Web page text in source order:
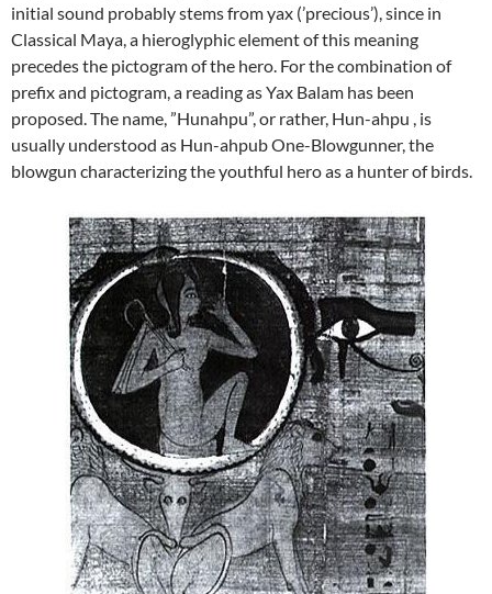
initial sound probably stems from yax (’precious’), since in
Classical Maya, a hieroglyphic element of this meaning
precedes the pictogram of the hero. For the combination of
prefix and pictogram, a reading as Yax Balam has been
proposed. The name, ”Hunahpu”, or rather, Hun-ahpu , is
usually understood as Hun-ahpub One-Blowgunner, the
blowgun characterizing the youthful hero as a hunter of birds.